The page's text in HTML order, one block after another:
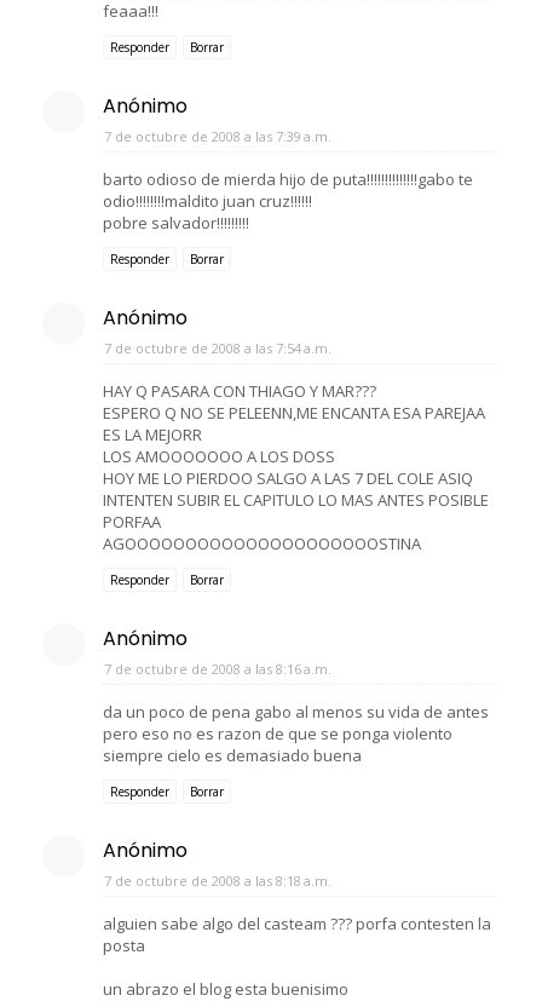
feaaa!!!
Responder Borrar
Anónimo
7 de octubre de 2008 a las 7:39 a.m.
barto odioso de mierda hijo de puta!!!!!!!!!!!!!!gabo te
odio!!!!!!!!maldito juan cruz!!!!!!
pobre salvador!!!!!!!!!
Responder Borrar
Anónimo
7 de octubre de 2008 a las 7:54 a.m.
HAY Q PASARA CON THIAGO Y MAR???
ESPERO Q NO SE PELEENN,ME ENCANTA ESA PAREJAA
ES LA MEJORR
LOS AMOOOOOOO A LOS DOSS
HOY ME LO PIERDOO SALGO A LAS 7 DEL COLE ASIQ
INTENTEN SUBIR EL CAPITULO LO MAS ANTES POSIBLE
PORFAA
AGOOOOOOOOOOOOOOOOOOOOOSTINA
Responder Borrar
Anónimo
7 de octubre de 2008 a las 8:16 a.m.
da un poco de pena gabo al menos su vida de antes
pero eso no es razon de que se ponga violento
siempre cielo es demasiado buena
Responder Borrar
Anónimo
7 de octubre de 2008 a las 8:18 a.m.
alguien sabe algo del casteam ??? porfa contesten la
posta
un abrazo el blog esta buenisimo